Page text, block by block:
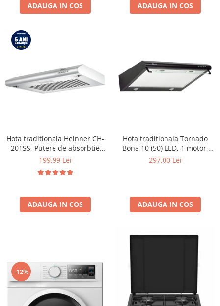
ADAUGA IN COS ADAUGA IN COS
Hota traditionala Heinner CH-
201SS, Putere de absorbtie
209 mc/h, 1 motor, Inox
199,99 Lei
ADAUGA IN COS
Hota traditionala Tornado
Bona 10 (50) LED, 1 motor,
latime 50 cm, absorbtie 380
297,00 Lei
ADAUGA IN COS
-12%